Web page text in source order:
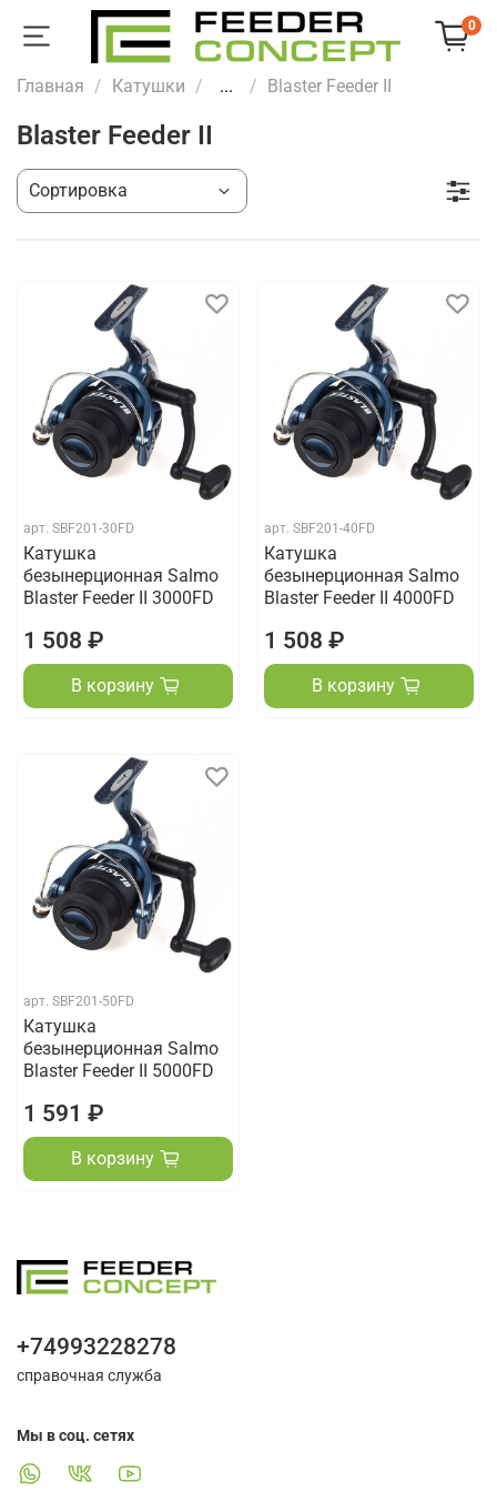
0
Главная Катушки ... Blaster Feeder II
Blaster Feeder II
арт. SBF201-30FD
Катушка
безынерционная Salmo
Blaster Feeder II 3000FD
1 508 ₽
В корзину
арт. SBF201-40FD
Катушка
безынерционная Salmo
Blaster Feeder II 4000FD
1 508 ₽
В корзину
арт. SBF201-50FD
Катушка
безынерционная Salmo
Blaster Feeder II 5000FD
1 591 ₽
В корзину
+74993228278
справочная служба
Мы в соц. сетях